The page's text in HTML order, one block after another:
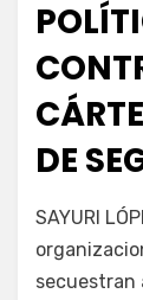
DE
por
SAYURI
secuestran